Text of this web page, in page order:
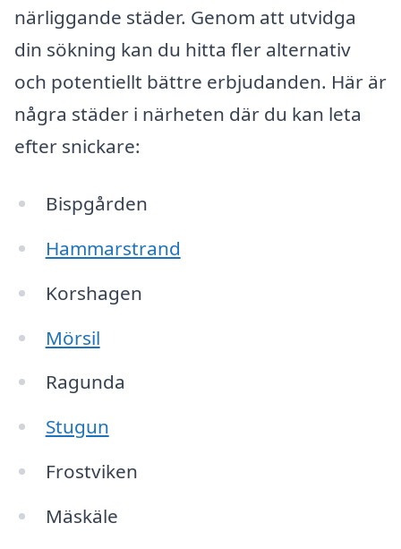
närliggande städer. Genom att utvidga
din sökning kan du hitta fler alternativ
och potentiellt bättre erbjudanden. Här är
några städer i närheten där du kan leta
efter snickare:
Bispgården
Hammarstrand
Korshagen
Mörsil
Ragunda
Stugun
Frostviken
Mäskäle